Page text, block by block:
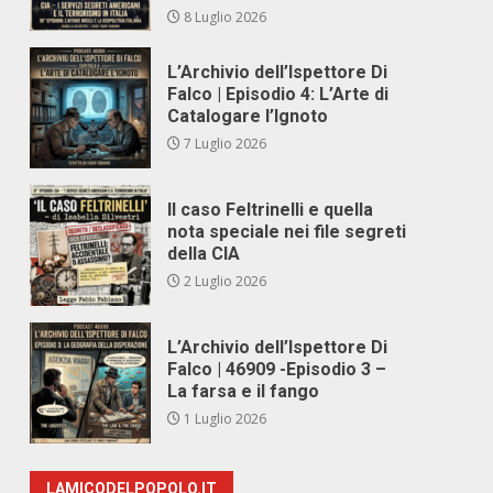
8 Luglio 2026
L’Archivio dell’Ispettore Di
Falco | Episodio 4: L’Arte di
Catalogare l’Ignoto
7 Luglio 2026
Il caso Feltrinelli e quella
nota speciale nei file segreti
della CIA
2 Luglio 2026
L’Archivio dell’Ispettore Di
Falco | 46909 -Episodio 3 –
La farsa e il fango
1 Luglio 2026
LAMICODELPOPOLO.IT